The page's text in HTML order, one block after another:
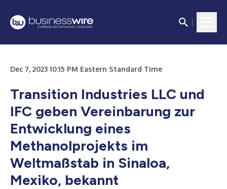
Dec 7, 2023 10:15 PM Eastern Standard Time
Transition Industries LLC und
IFC geben Vereinbarung zur
Entwicklung eines
Methanolprojekts im
Weltmaßstab in Sinaloa,
Mexiko, bekannt